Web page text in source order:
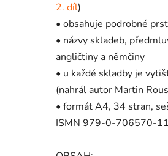
2. díl)
• obsahuje podrobné
• názvy skladeb,
angličtiny a němčiny
• u každé skladby je
(nahrál autor Martin
• formát A4, 34 stran,
ISMN 979-0-706570-